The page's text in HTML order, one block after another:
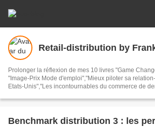
Retail-distribution by
Prolonger la réflexion de mes 10 livres "Game
"Image-Prix Mode d'emploi","Mieux piloter sa
Etats-Unis","Les incontournables du commerce de
"Mutations du commerce post-covid" Prendre du
de 3500 articles de ce blog qui existe depuis 2008 :
Benchmark distribution 3 : les